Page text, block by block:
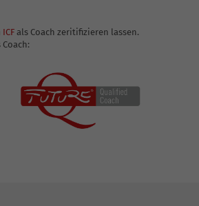
ICF als Coach zeritifizieren lassen.
Coach: